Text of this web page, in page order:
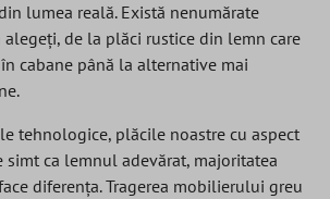
lumea reală. Există nenumărate
de la plăci rustice din lemn care
cabane până la alternative mai
tehnologice, plăcile noastre cu aspect
simt ca lemnul adevărat, majoritatea
diferența. Tragerea mobilierului greu